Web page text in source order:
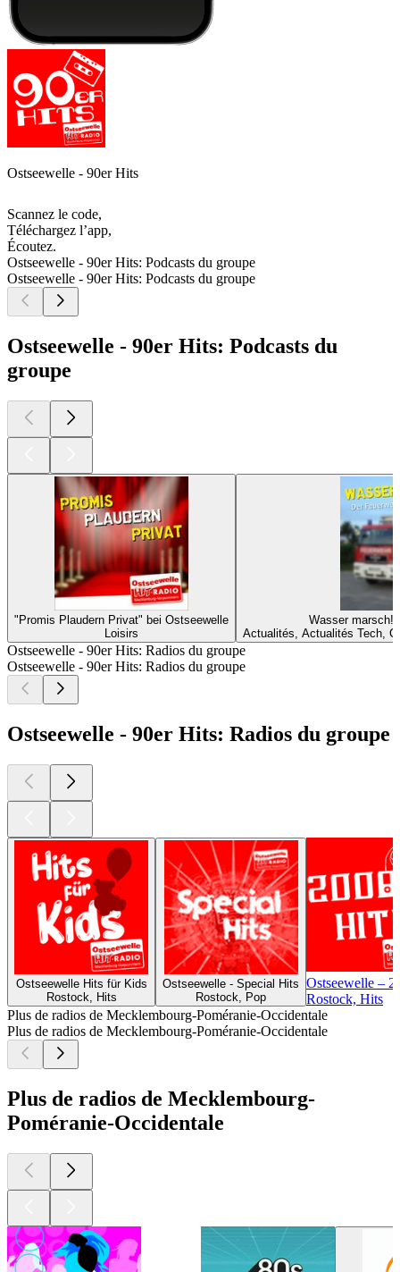
Ostseewelle - 90er Hits
Scannez le code,
Téléchargez l’app,
Écoutez.
Ostseewelle - 90er Hits: Podcasts du groupe
Ostseewelle - 90er Hits: Podcasts du groupe
Ostseewelle - 90er Hits: Podcasts du
groupe
"Promis Plaudern Privat" bei Ostseewelle
Loisirs
Wasser marsch!
Actualités, Actualités Tech,
Ostseewelle - 90er Hits: Radios du groupe
Ostseewelle - 90er Hits: Radios du groupe
Ostseewelle - 90er Hits: Radios du groupe
Ostseewelle Hits für Kids
Rostock, Hits
Ostseewelle - Special Hits
Rostock, Pop
Ostseewelle –
Rostock, Hits
Plus de radios de Mecklembourg-Poméranie-Occidentale
Plus de radios de Mecklembourg-Poméranie-Occidentale
Plus de radios de Mecklembourg-
Poméranie-Occidentale